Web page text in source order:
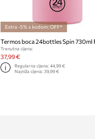
Extra -5% s kodom: OFF*
Trenutna cijena:
37,99 €
Regularna cijena: 44,99 €
Najniža cijena: 39,99 €